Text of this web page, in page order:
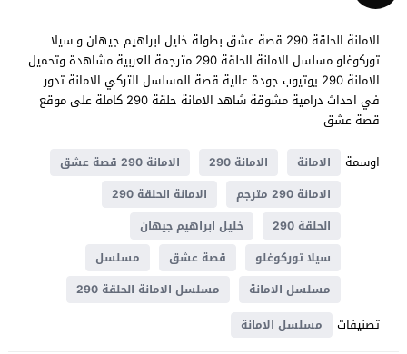
الامانة الحلقة 290 قصة عشق بطولة خليل ابراهيم جيهان و سيلا
توركوغلو مسلسل الامانة الحلقة 290 مترجمة للعربية مشاهدة وتحميل
الامانة 290 يوتيوب جودة عالية قصة المسلسل التركي الامانة تدور
في احداث ​​درامية مشوقة شاهد الامانة حلقة 290 كاملة على موقع
قصة عشق
اوسمة
الامانة الامانة 290
الامانة 290 قصة عشق
الامانة 290 مترجم
الامانة الحلقة 290
الحلقة 290
خليل ابراهيم جيهان
سيلا توركوغلو
قصة عشق
مسلسل
مسلسل الامانة
مسلسل الامانة الحلقة 290
تصنيفات مسلسل الامانة